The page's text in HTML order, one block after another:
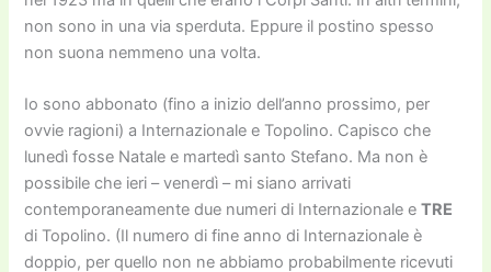
non sono in una via sperduta. Eppure il postino spesso
non suona nemmeno una volta.
Io sono abbonato (fino a inizio dell’anno prossimo, per
ovvie ragioni) a Internazionale e Topolino. Capisco che
lunedì fosse Natale e martedì santo Stefano. Ma non è
possibile che ieri – venerdì – mi siano arrivati
contemporaneamente due numeri di Internazionale eTRE
di Topolino. (Il numero di fine anno di Internazionale è
doppio, per quello non ne abbiamo probabilmente ricevuti